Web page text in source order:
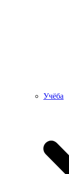
Учёба